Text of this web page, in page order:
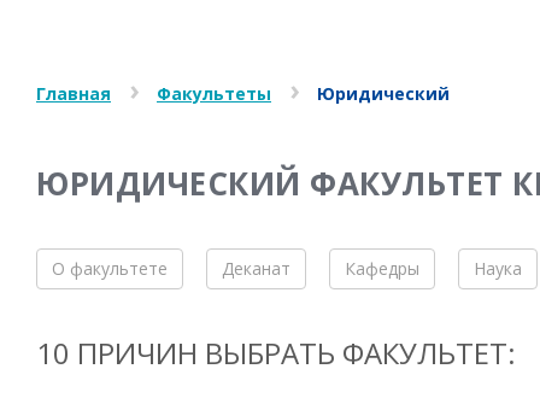
Главная Факультеты Юридический
ЮРИДИЧЕСКИЙ ФАКУЛЬТЕТ
О факультете Деканат Кафедры Наука
10 ПРИЧИН ВЫБРАТЬ ФАКУЛЬТЕТ: